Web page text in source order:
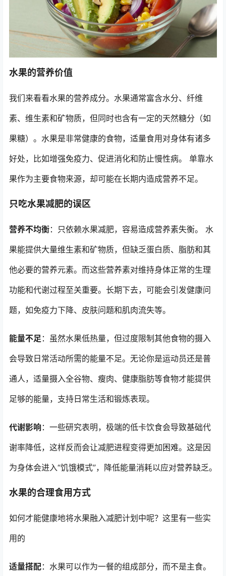
水果的营养价值
我们来看看水果的营养成分。水果通常富含水分、纤维
素、维生素和矿物质，但同时也含有一定的天然糖分（如
果糖）。水果是非常健康的食物，适量食用对身体有诸多
好处，比如增强免疫力、促进消化和防止慢性病。 单靠水
果作为主要食物来源，却可能在长期内造成营养不足。
只吃水果减肥的误区
营养不均衡：只依赖水果减肥，容易造成营养素失衡。 水
果能提供大量维生素和矿物质，但缺乏蛋白质、脂肪和其
他必要的营养元素。而这些营养素对维持身体正常的生理
功能和代谢过程至关重要。长期下去，可能会引发健康问
题，如免疫力下降、皮肤问题和肌肉流失等。
能量不足 ：虽然水果低热量，但过度限制其他食物的摄入
会导致日常活动所需的能量不足。无论你是运动员还是普
通人，适量摄入全谷物、瘦肉、健康脂肪等食物才能提供
足够的能量，支持日常生活和锻炼表现。
代谢影响：一些研究表明，极端的低卡饮食会导致基础代
谢率降低，这样反而会让减肥进程变得更加困难。这是因
为身体会进入“饥饿模式”，降低能量消耗以应对营养缺乏。
水果的合理食用方式
如何才能健康地将水果融入减肥计划中呢？这里有一些实
用的
适量搭配：水果可以作为一餐的组成部分，而不是主食。